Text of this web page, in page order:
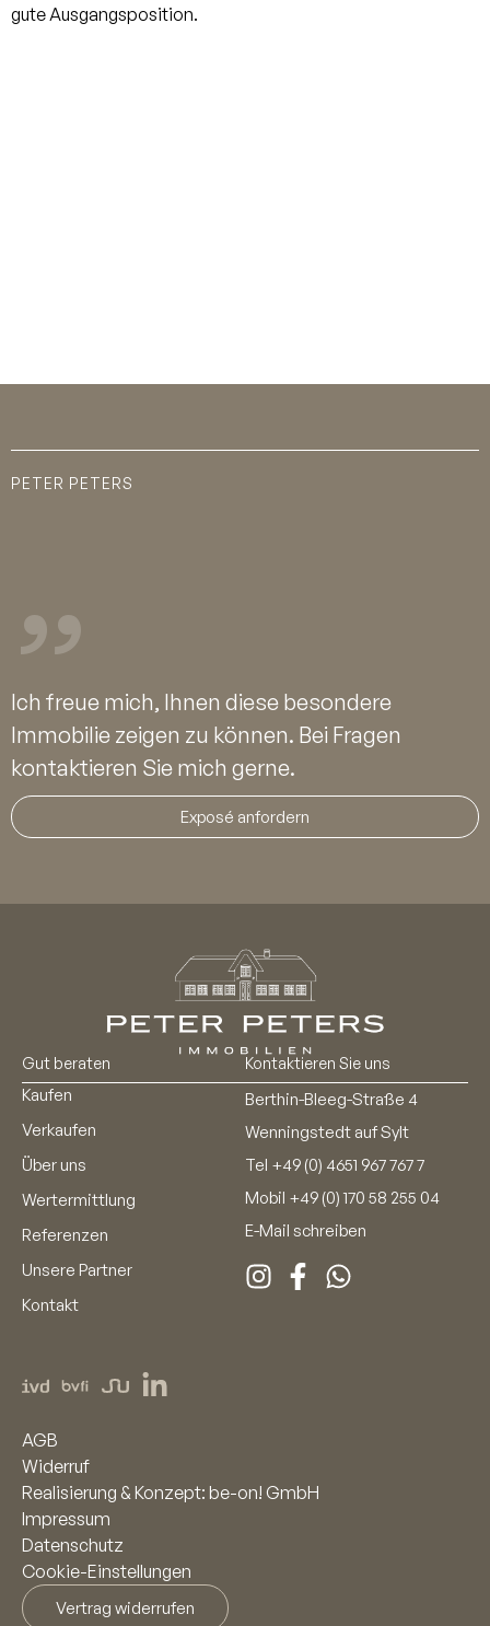
gute Ausgangsposition.
PETER PETERS
Ich freue mich, Ihnen diese besondere
Immobilie zeigen zu können. Bei Fragen
kontaktieren Sie mich gerne.
Exposé anfordern
Gut beraten
Kaufen
Verkaufen
Über uns
Wertermittlung
Referenzen
Unsere Partner
Kontakt
Kontaktieren Sie uns
Berthin-Bleeg-Straße 4
Wenningstedt auf Sylt
Tel +49 (0) 4651 967 767 7
Mobil +49 (0) 170 58 255 04
E-Mail schreiben
AGB
Widerruf
Realisierung & Konzept: be-on! GmbH
Impressum
Datenschutz
Cookie-Einstellungen
Vertrag widerrufen